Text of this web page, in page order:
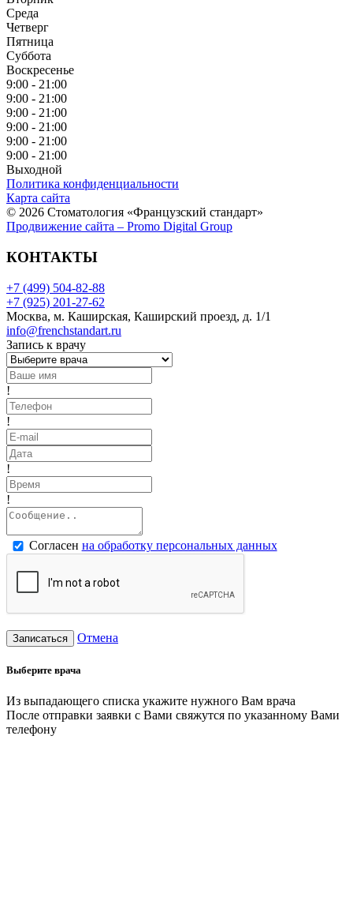
Среда
Четверг
Пятница
Суббота
Воскресенье
9:00 - 21:00
9:00 - 21:00
9:00 - 21:00
9:00 - 21:00
9:00 - 21:00
9:00 - 21:00
Выходной
Политика конфиденциальности
Карта сайта
© 2026 Стоматология «Французский стандарт»
Продвижение сайта – Promo Digital Group
КОНТАКТЫ
+7 (499) 504-82-88
+7 (925) 201-27-62
Москва, м. Каширская, Каширский проезд, д. 1/1
info@frenchstandart.ru
Запись к врачу
!
!
!
!
Согласен на обработку персональных данных
Записаться Отмена
Выберите врача
Из выпадающего списка укажите нужного Вам врача
После отправки заявки с Вами свяжутся по указанному Вами
телефону